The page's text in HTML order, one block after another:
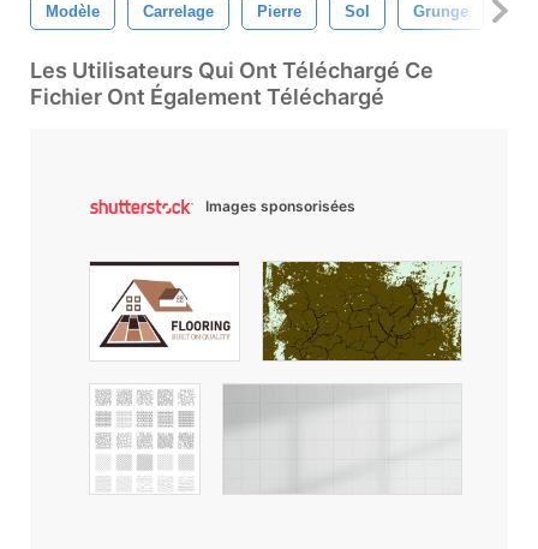
Modèle Carrelage Pierre Sol Grunge
Les Utilisateurs Qui Ont Téléchargé Ce
Fichier Ont Également Téléchargé
Images sponsorisées